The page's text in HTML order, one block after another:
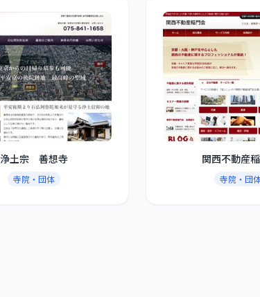
浄土宗 善想寺
寺院・団体
関西不動産
寺院・団